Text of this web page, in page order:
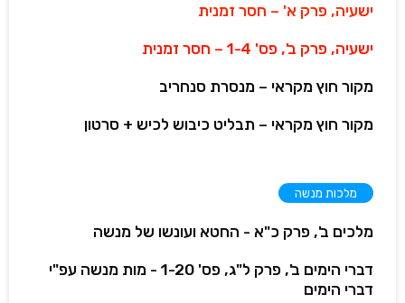
ישעיה, פרק א' – חסר זמנית
ישעיה, פרק ב', פס' 1-4 – חסר זמנית
מקור חוץ מקראי – מנסרת סנחריב
מקור חוץ מקראי – תבליט כיבוש לכיש + סרטון
מלכות מנשה
מלכים ב', פרק כ"א - החטא ועונשו של מנשה
דברי הימים ב', פרק ל"ג, פס' 1-20 - מות מנשה עפ"י
דברי הימים